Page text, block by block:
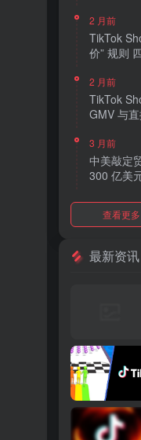
2 月前
TikTok
价” 规则
2 月前
TikTok
GMV 与
3 月前
中美敲定
300 亿美
3 月前
TikTok
3 月前
者接受
TikTok
品牌可零
3 月前
音乐节降
营收突破
查看更多
最新资讯